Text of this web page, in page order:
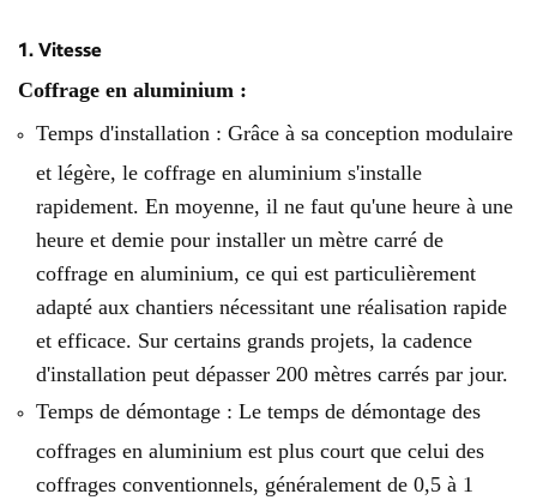
1. Vitesse
Coffrage en aluminium :
Temps d'installation : Grâce à sa conception modulaire
et légère, le coffrage en aluminium s'installe
rapidement. En moyenne, il ne faut qu'une heure à une
heure et demie pour installer un mètre carré de
coffrage en aluminium, ce qui est particulièrement
adapté aux chantiers nécessitant une réalisation rapide
et efficace. Sur certains grands projets, la cadence
d'installation peut dépasser 200 mètres carrés par jour.
Temps de démontage : Le temps de démontage des
coffrages en aluminium est plus court que celui des
coffrages conventionnels, généralement de 0,5 à 1